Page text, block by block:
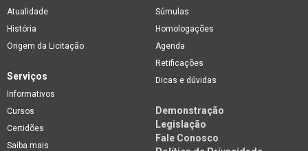
Atualidade
História
Origem da Licitação
Súmulas
Homologações
Agenda
Retificações
Dicas e dúvidas
Serviços
Informativos
Cursos
Certidões
Saiba mais
Demonstração
Legislação
Fale Conosco